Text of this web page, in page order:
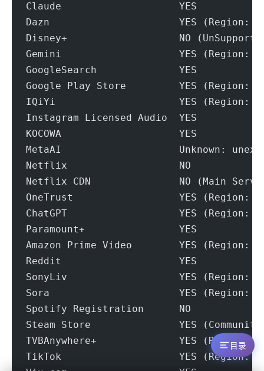
Claude                    YES
Dazn                      YES (Region:
Disney+                   NO
Gemini                    YES (Region:
GoogleSearch              YES
Google Play Store         YES (Region:
IQiYi                     YES (Region:
Instagram Licensed Audio  YES
KOCOWA                    YES
MetaAI                    Unknown:
Netflix                   NO
Netflix CDN               NO (Main
OneTrust                  YES (Region: MY
ChatGPT                   YES (Region:
Paramount+                YES
Amazon Prime Video        YES (Region:
Reddit                    YES
SonyLiv                   YES (Region:
Sora                      YES (Region:
Spotify Registration      NO
Steam Store               YES (Community
TVBAnywhere+              YES (Region:
TikTok                    YES (Region:
目录